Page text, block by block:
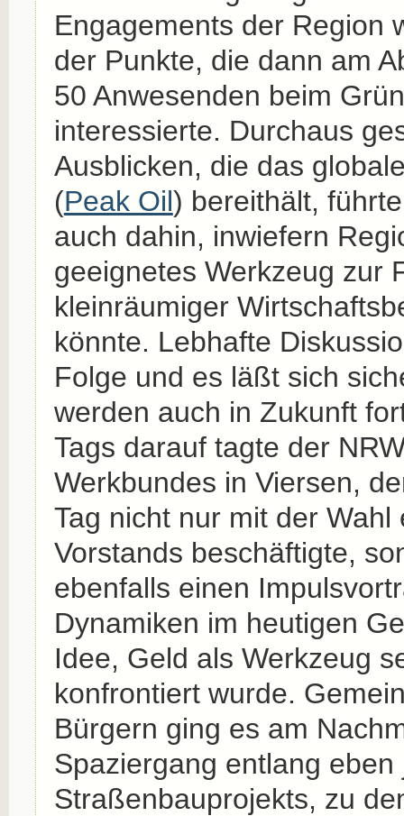
Engagements der Region
der Punkte, die dann am
50 Anwesenden beim
interessierte. Durchaus
Ausblicken, die das
(Peak Oil) bereithält,
auch dahin, inwiefern
geeignetes Werkzeug zur
kleinräumiger
könnte. Lebhafte
Folge und es läßt sich
werden auch in Zukunft
Tags darauf tagte der
Werkbundes in Viersen,
Tag nicht nur mit der Wahl
Vorstands beschäftigte,
ebenfalls einen
Dynamiken im heutigen
Idee, Geld als Werkzeug
konfrontiert wurde.
Bürgern ging es am
Spaziergang entlang eben
Straßenbauprojekts, zu